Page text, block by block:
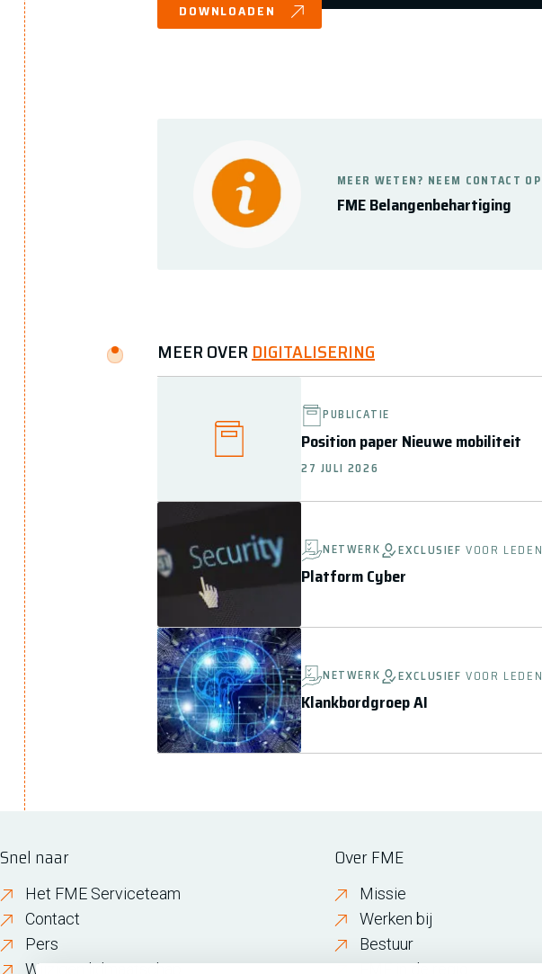
DOWNLOADEN
FME Belangenbehartiging
MEER WETEN? NEEM CONTACT OP
MEER OVERDIGITALISERING
PUBLICATIE
Position paper Nieuwe mobiliteit
27 JULI 2026
NETWERK EXCLUSIEFVOOR LEDEN
Platform Cyber
NETWERK EXCLUSIEFVOOR LEDEN
Klankbordgroep AI
Snel naar
Het FME Serviceteam
Contact
Pers
Wijzigen lidmaatschap
Over FME
Missie
Werken bij
Bestuur
FME in de regio